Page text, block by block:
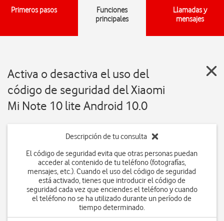
Primeros pasos
Funciones
principales
Llamadas y
mensajes
Activa o desactiva el uso del
código de seguridad del Xiaomi
Mi Note 10 lite Android 10.0
Descripción de tu consulta
El código de seguridad evita que otras personas puedan
acceder al contenido de tu teléfono (fotografías,
mensajes, etc.). Cuando el uso del código de seguridad
está activado, tienes que introducir el código de
seguridad cada vez que enciendes el teléfono y cuando
el teléfono no se ha utilizado durante un período de
tiempo determinado.